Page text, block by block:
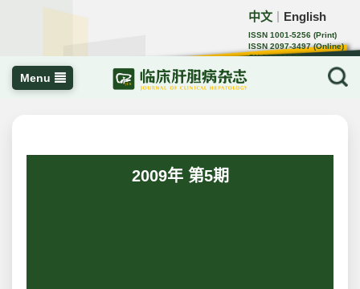
中文 English
ISSN 1001-5256 (Print)
ISSN 2097-3497 (Online)
CN 22-1108/R
Menu
2009年 第5期